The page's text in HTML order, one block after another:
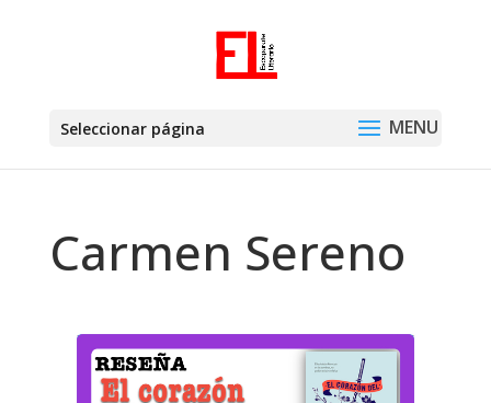
Seleccionar página
Carmen Sereno